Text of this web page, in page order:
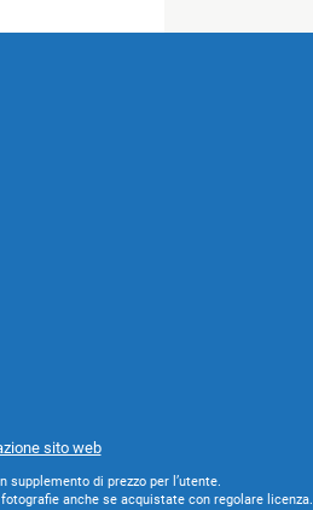
sito web
di prezzo per l’utente.
anche se acquistate con regolare licenza.